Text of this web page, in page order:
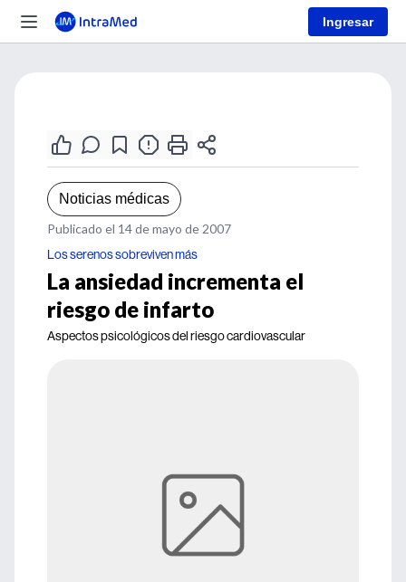
Ingresar
Noticias médicas
Publicado el 14 de mayo de 2007
Los serenos sobreviven más
La ansiedad incrementa el
riesgo de infarto
Aspectos psicológicos del riesgo cardiovascular